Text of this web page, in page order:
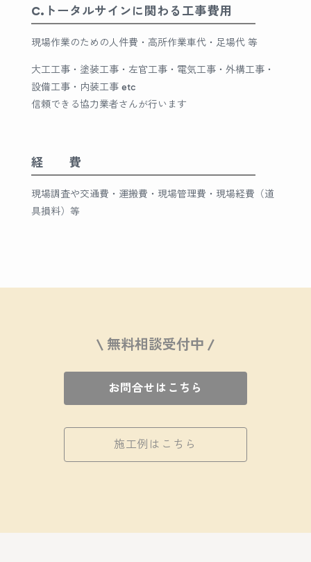
C.トータルサインに関わる工事費用
現場作業のための人件費・高所作業車代・足場代 等
大工工事・塗装工事・左官工事・電気工事・外構工事・
設備工事・内装工事 etc
信頼できる協力業者さんが行います
経 費
現場調査や交通費・運搬費・現場管理費・現場経費（道
具損料）等
\ 無料相談受付中 /
お問合せはこちら
施工例はこちら